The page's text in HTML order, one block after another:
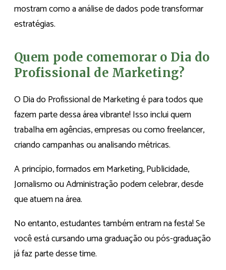
mostram como a análise de dados pode transformar
estratégias.
Quem pode comemorar o Dia do
Profissional de Marketing?
O Dia do Profissional de Marketing é para todos que
fazem parte dessa área vibrante! Isso inclui quem
trabalha em agências, empresas ou como freelancer,
criando campanhas ou analisando métricas.
A princípio, formados em Marketing, Publicidade,
Jornalismo ou Administração podem celebrar, desde
que atuem na área.
No entanto, estudantes também entram na festa! Se
você está cursando uma graduação ou pós-graduação
já faz parte desse time.